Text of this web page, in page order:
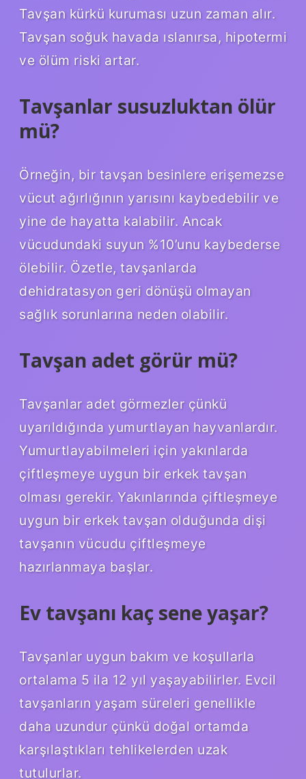
Tavşan kürkü kuruması uzun zaman alır.
Tavşan soğuk havada ıslanırsa, hipotermi
ve ölüm riski artar.
Tavşanlar susuzluktan ölür
mü?
Örneğin, bir tavşan besinlere erişemezse
vücut ağırlığının yarısını kaybedebilir ve
yine de hayatta kalabilir. Ancak
vücudundaki suyun %10’unu kaybederse
ölebilir. Özetle, tavşanlarda
dehidratasyon geri dönüşü olmayan
sağlık sorunlarına neden olabilir.
Tavşan adet görür mü?
Tavşanlar adet görmezler çünkü
uyarıldığında yumurtlayan hayvanlardır.
Yumurtlayabilmeleri için yakınlarda
çiftleşmeye uygun bir erkek tavşan
olması gerekir. Yakınlarında çiftleşmeye
uygun bir erkek tavşan olduğunda dişi
tavşanın vücudu çiftleşmeye
hazırlanmaya başlar.
Ev tavşanı kaç sene yaşar?
Tavşanlar uygun bakım ve koşullarla
ortalama 5 ila 12 yıl yaşayabilirler. Evcil
tavşanların yaşam süreleri genellikle
daha uzundur çünkü doğal ortamda
karşılaştıkları tehlikelerden uzak
tutulurlar.